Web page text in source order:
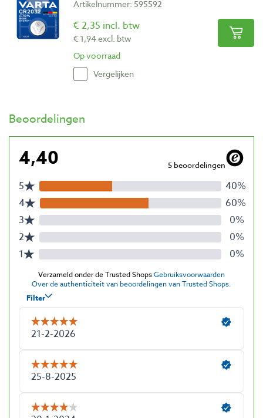
Artikelnummer: 595592
€ 2,35 incl. btw
€ 1,94 excl. btw
Op voorraad
Vergelijken
Beoordelingen